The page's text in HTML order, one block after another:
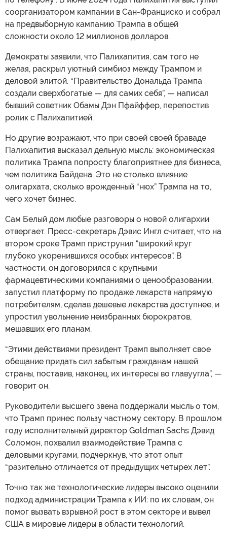
соорганизатором кампании в Сан-Франциско и собрал
на предвыборную кампанию Трампа в общей
сложности около 12 миллионов долларов.
Демократы заявили, что Палихапития, сам того не
желая, раскрыл уютный симбиоз между Трампом и
деловой элитой. “Правительство Дональда Трампа
создали сверхбогатые — для самих себя”, — написал
бывший советник Обамы Дэн Пфайффер, перепостив
ролик с Палихапитией.
Но другие возражают, что при своей своей браваде
Палихапития высказал дельную мысль: экономическая
политика Трампа попросту благоприятнее для бизнеса,
чем политика Байдена. Это не столько влияние
олигархата, сколько врожденный “нюх” Трампа на то,
чего хочет бизнес.
Сам Белый дом любые разговоры о новой олигархии
отвергает. Пресс-секретарь Дэвис Ингл считает, что на
втором сроке Трамп приструнил “широкий круг
глубоко укоренившихся особых интересов”. В
частности, он договорился с крупными
фармацевтическими компаниями о ценообразовании,
запустил платформу по продаже лекарств напрямую
потребителям, сделав дешевые лекарства доступнее, и
упростил увольнение неизбранных бюрократов,
мешавших его планам.
“Этими действиями президент Трамп выполняет свое
обещание придать сил забытым гражданам нашей
страны, поставив, наконец, их интересы во главуугла”, —
говорит он.
Руководители высшего звена поддержали мысль о том,
что Трамп принес пользу частному сектору. В прошлом
году исполнительный директор Goldman Sachs Дэвид
Соломон, похвалил взаимодействие Трампа с
деловыми кругами, подчеркнув, что этот опыт
“разительно отличается от предыдущих четырех лет”.
Точно так же технологические лидеры высоко оценили
подход администрации Трампа к ИИ: по их словам, он
помог вызвать взрывной рост в этом секторе и вывел
США в мировые лидеры в области технологий.